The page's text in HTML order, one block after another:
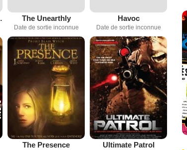
The Unearthly
Date de sortie inconnue
Havoc
Date de sortie inconnue
The Presence Ultimate Patrol